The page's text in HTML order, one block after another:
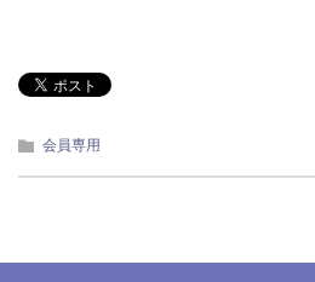
会員専用